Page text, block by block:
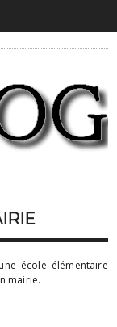
école élémentaire
mairie.